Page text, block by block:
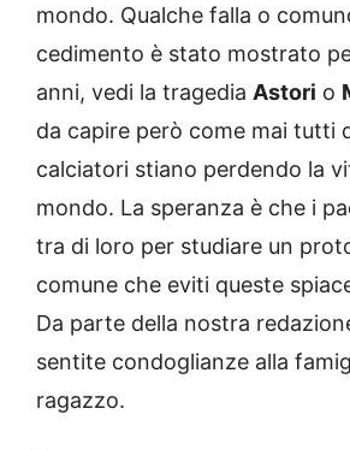
mondo. Qualche falla o
cedimento è stato mostrato
anni, vedi la tragedia Astori o
da capire però come mai tutti
calciatori stiano perdendo la
mondo. La speranza è che i
tra di loro per studiare un
comune che eviti queste
Da parte della nostra
sentite condoglianze alla
ragazzo.